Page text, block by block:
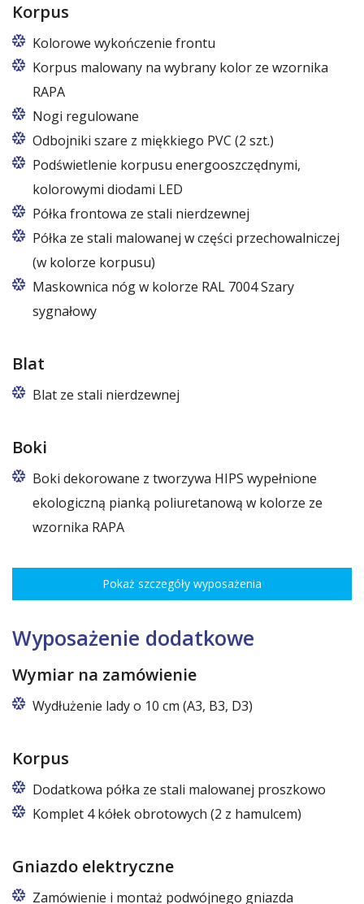
Korpus
Kolorowe wykończenie frontu
Korpus malowany na wybrany kolor ze wzornika
RAPA
Nogi regulowane
Odbojniki szare z miękkiego PVC (2 szt.)
Podświetlenie korpusu energooszczędnymi,
kolorowymi diodami LED
Półka frontowa ze stali nierdzewnej
Półka ze stali malowanej w części przechowalniczej
(w kolorze korpusu)
Maskownica nóg w kolorze RAL 7004 Szary
sygnałowy
Blat
Blat ze stali nierdzewnej
Boki
Boki dekorowane z tworzywa HIPS wypełnione
ekologiczną pianką poliuretanową w kolorze ze
wzornika RAPA
Pokaż szczegóły wyposażenia
Wyposażenie dodatkowe
Wymiar na zamówienie
Wydłużenie lady o 10 cm (A3, B3, D3)
Korpus
Dodatkowa półka ze stali malowanej proszkowo
Komplet 4 kółek obrotowych (2 z hamulcem)
Gniazdo elektryczne
Zamówienie i montaż podwójnego gniazda